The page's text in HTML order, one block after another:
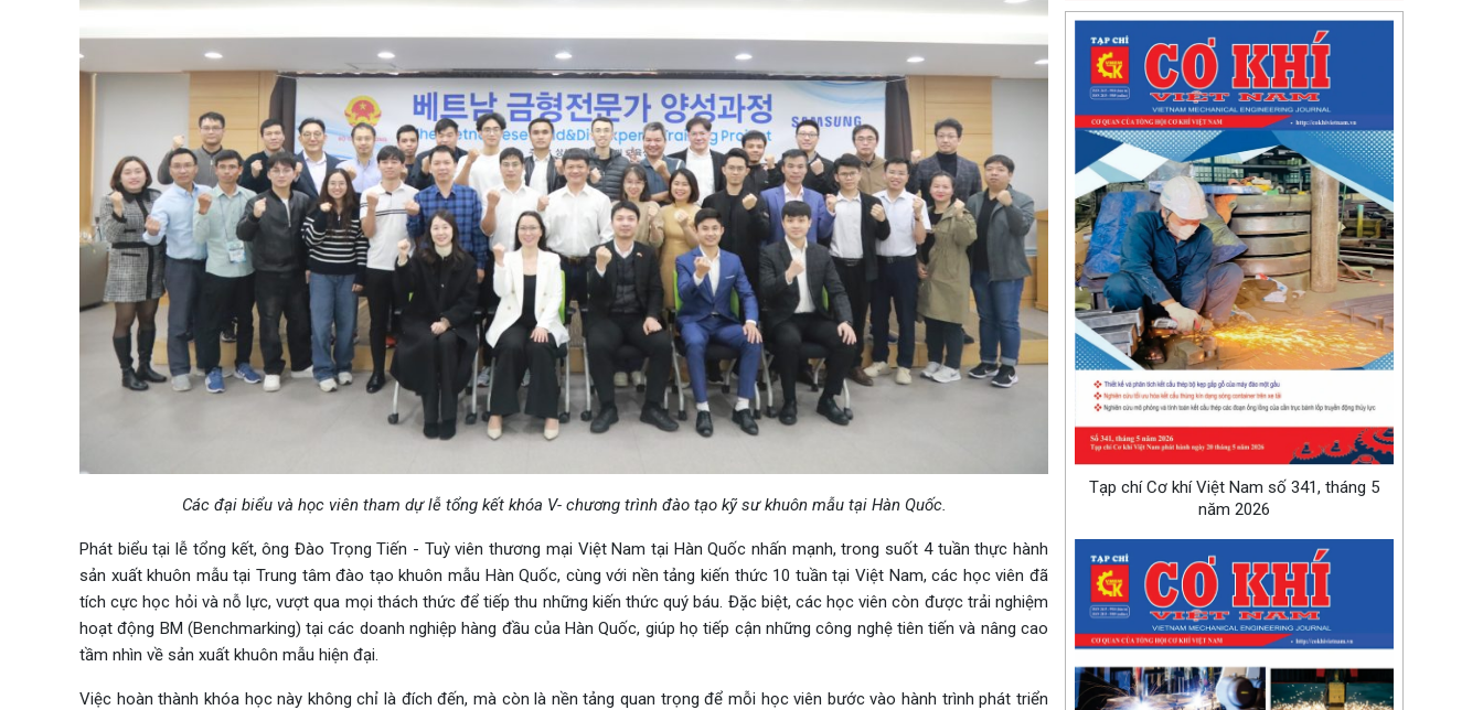
Các đại biểu và học viên tham dự lễ tổng kết khóa V- chương trình đào tạo kỹ sư khuôn mẫu tại Hàn Quốc.
Phát biểu tại lễ tổng kết, ông Đào Trọng Tiến - Tuỳ viên thương mại Việt Nam tại Hàn Quốc nhấn mạnh, trong suốt 4 tuần thực hành
sản xuất khuôn mẫu tại Trung tâm đào tạo khuôn mẫu Hàn Quốc, cùng với nền tảng kiến thức 10 tuần tại Việt Nam, các học viên đã
tích cực học hỏi và nỗ lực, vượt qua mọi thách thức để tiếp thu những kiến thức quý báu. Đặc biệt, các học viên còn được trải nghiệm
hoạt động BM (Benchmarking) tại các doanh nghiệp hàng đầu của Hàn Quốc, giúp họ tiếp cận những công nghệ tiên tiến và nâng cao
tầm nhìn về sản xuất khuôn mẫu hiện đại.
Việc hoàn thành khóa học này không chỉ là đích đến, mà còn là nền tảng quan trọng để mỗi học viên bước vào hành trình phát triển
Tạp chí Cơ khí Việt Nam số 341, tháng 5
năm 2026